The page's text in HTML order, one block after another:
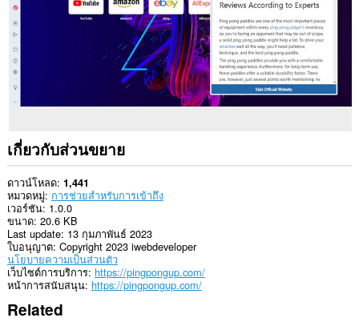
เกี่ยวกับส่วนขยาย
ดาวน์โหลด 1,441
หมวดหมู่ การช่วยสำหรับการเข้าถึง
เวอร์ชัน 1.0.0
ขนาด 20.6 KB
Last update 13 กุมภาพันธ์ 2023
ใบอนุญาต Copyright 2023 iwebdeveloper
นโยบายความเป็นส่วนตัว
เว็บไซต์การบริการ https://pingpongup.com/
หน้าการสนับสนุน https://pingpongup.com/
Related